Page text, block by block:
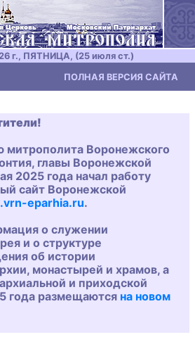
г., ПЯТНИЦА, (25 июля ст.)
ПОЛНАЯ ВЕРСИЯ САЙТА
митрополита Воронежского
главы Воронежской
2025 года начал работу
сайт Воронежской
eparhia.ru.
о служении
и о структуре
об истории
монастырей и храмов, а
и приходской
года размещаются на новом